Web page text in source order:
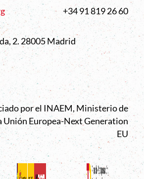
+34 91 819 26 60
2. 28005 Madrid
por el INAEM, Ministerio de
Unión Europea-Next Generation
EU